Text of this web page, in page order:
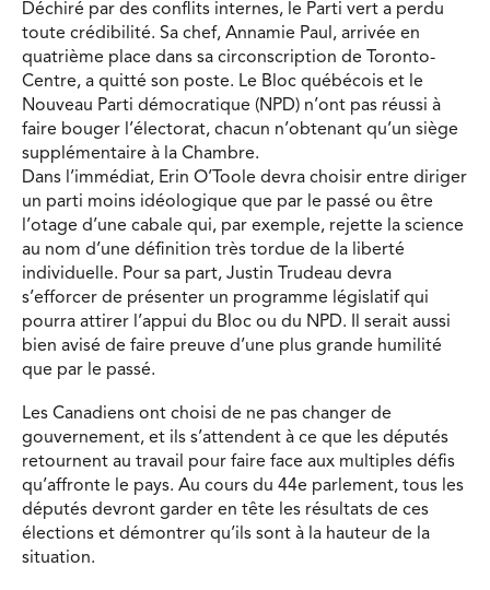
Déchiré par des conflits internes, le Parti vert a perdu
toute crédibilité. Sa chef, Annamie Paul, arrivée en
quatrième place dans sa circonscription de Toronto-
Centre, a quitté son poste. Le Bloc québécois et le
Nouveau Parti démocratique (NPD) n’ont pas réussi à
faire bouger l’électorat, chacun n’obtenant qu’un siège
supplémentaire à la Chambre.
Dans l’immédiat, Erin O’Toole devra choisir entre diriger
un parti moins idéologique que par le passé ou être
l’otage d’une cabale qui, par exemple, rejette la science
au nom d’une définition très tordue de la liberté
individuelle. Pour sa part, Justin Trudeau devra
s’efforcer de présenter un programme législatif qui
pourra attirer l’appui du Bloc ou du NPD. Il serait aussi
bien avisé de faire preuve d’une plus grande humilité
que par le passé.
Les Canadiens ont choisi de ne pas changer de
gouvernement, et ils s’attendent à ce que les députés
retournent au travail pour faire face aux multiples défis
qu’affronte le pays. Au cours du 44e parlement, tous les
députés devront garder en tête les résultats de ces
élections et démontrer qu’ils sont à la hauteur de la
situation.